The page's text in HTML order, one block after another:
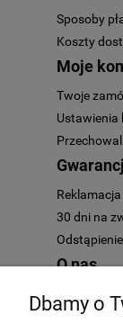
Sposoby
Koszty
Moje
Twoje
Ustawienia
30 dni na
O nas
O nas
Dbamy o